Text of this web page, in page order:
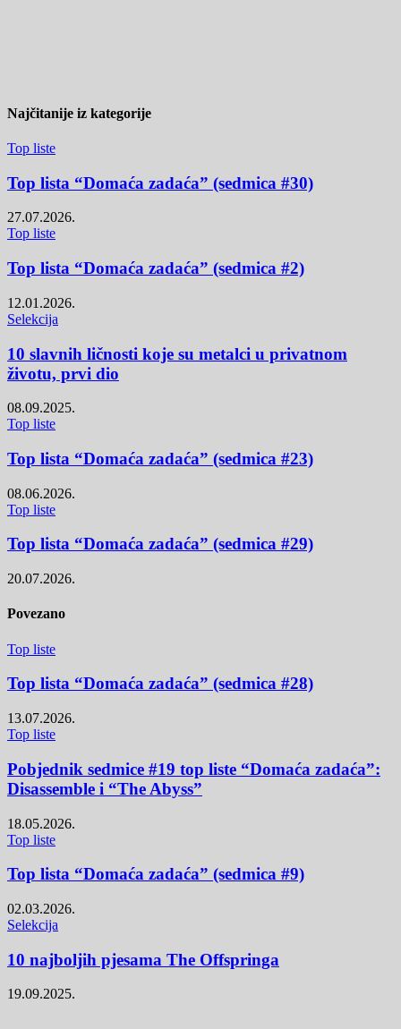
Najčitanije iz kategorije
Top liste
Top lista “Domaća zadaća” (sedmica #30)
27.07.2026.
Top liste
Top lista “Domaća zadaća” (sedmica #2)
12.01.2026.
Selekcija
10 slavnih ličnosti koje su metalci u privatnom
životu, prvi dio
08.09.2025.
Top liste
Top lista “Domaća zadaća” (sedmica #23)
08.06.2026.
Top liste
Top lista “Domaća zadaća” (sedmica #29)
20.07.2026.
Povezano
Top liste
Top lista “Domaća zadaća” (sedmica #28)
13.07.2026.
Top liste
Pobjednik sedmice #19 top liste “Domaća zadaća”:
Disassemble i “The Abyss”
18.05.2026.
Top liste
Top lista “Domaća zadaća” (sedmica #9)
02.03.2026.
Selekcija
10 najboljih pjesama The Offspringa
19.09.2025.